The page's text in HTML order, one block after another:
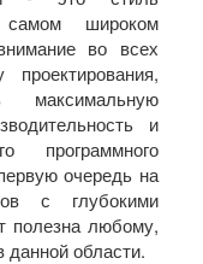
самом широком
во всех
максимальную
и
программного
очередь на
с глубокими
полезна любому,
данной области.